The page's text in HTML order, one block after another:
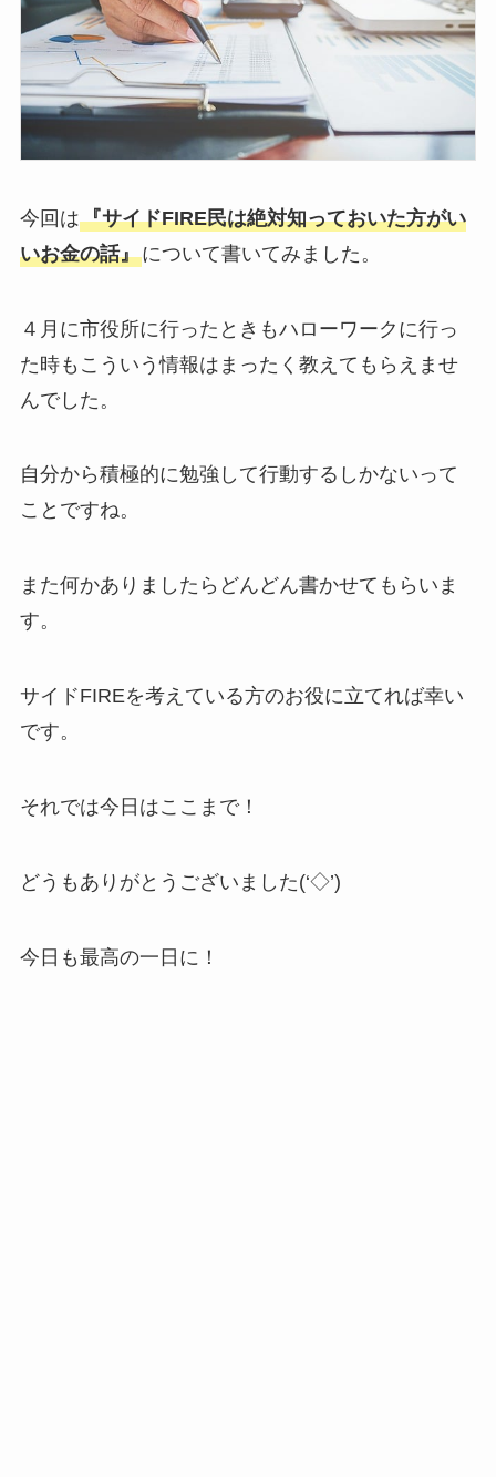
今回は『サイドFIRE民は絶対知っておいた方がい
いお金の話』について書いてみました。
４月に市役所に行ったときもハローワークに行っ
た時もこういう情報はまったく教えてもらえませ
んでした。
自分から積極的に勉強して行動するしかないって
ことですね。
また何かありましたらどんどん書かせてもらいま
す。
サイドFIREを考えている方のお役に立てれば幸い
です。
それでは今日はここまで！
どうもありがとうございました(‘◇’)ゞ
今日も最高の一日に！